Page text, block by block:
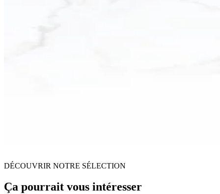
DÉCOUVRIR NOTRE SÉLECTION
Ça pourrait vous intéresser